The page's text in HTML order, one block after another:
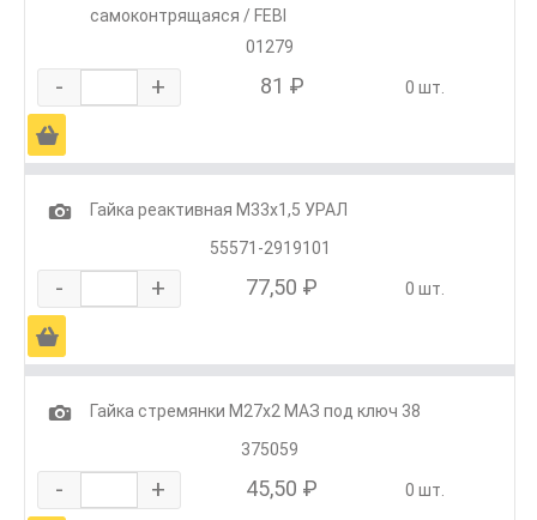
самоконтрящаяся / FEBI
01279
- + 81 ₽ 0 шт.
Ä
1
Гайка реактивная М33х1,5 УРАЛ
55571-2919101
- + 77,50 ₽ 0 шт.
Ä
1
Гайка стремянки М27х2 МАЗ под ключ 38
375059
- + 45,50 ₽ 0 шт.